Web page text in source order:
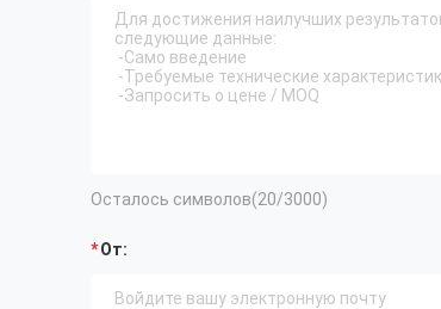
Осталось символов(20/3000)
От: